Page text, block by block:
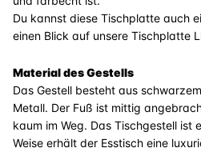
Du kannst diese Tischplatte auch
einen Blick auf unsere Tischplatte
Material des Gestells
Das Gestell besteht aus
Metall. Der Fuß ist mittig
kaum im Weg. Das Tischgestell ist
Weise erhält der Esstisch eine